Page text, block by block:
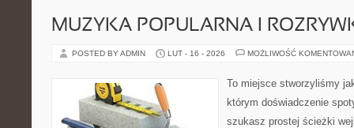
MUZYKA POPULARNA I
POSTED BY ADMIN LUT - 16 - 2026 MOŻLIWOŚĆ
To miejsce stworzyliśmy
którym doświadczenie
szukasz prostej ścieżki